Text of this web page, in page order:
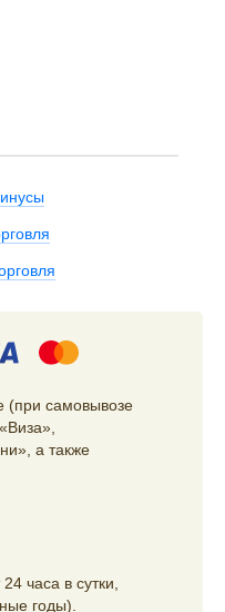
(при самовывозе
а также
часа в сутки,
годы).